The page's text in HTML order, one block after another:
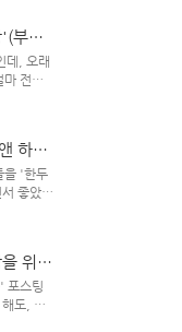
인 드
김상민
번쩍 뜨
편이
부활
데, 오래
전에
의 11
'완전 슬
모양새
게 목을
에 부
하이
을 '한두
좋았던
에서,
곡이
' 따서
중에 명
결국
위
포스팅
도, 가
이번